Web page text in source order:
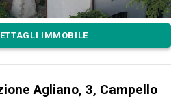
IMMOBILE
Agliano, 3, Campello